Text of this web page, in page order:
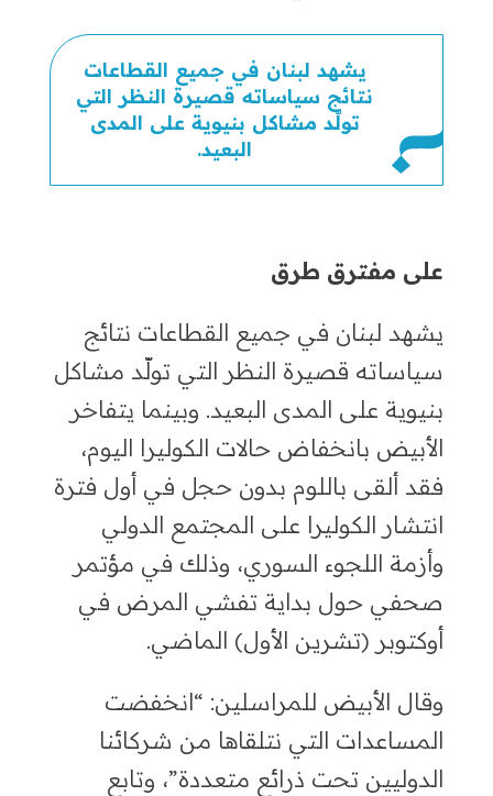
يشهد لبنان في جميع القطاعات
نتائج سياساته قصيرة النظر التي
تولّد مشاكل بنيوية على المدى
البعيد.
على مفترق طرق
يشهد لبنان في جميع القطاعات نتائج
سياساته قصيرة النظر التي تولّد مشاكل
بنيوية على المدى البعيد.وبينما يتفاخر
الأبيض بانخفاض حالات الكوليرا اليوم،
فقد ألقى باللوم بدون حجل في أول فترة
انتشار الكوليرا على المجتمع الدولي
وأزمة اللجوء السوري،وذلك في مؤتمر
صحفي حول بداية تفشي المرض في
أوكتوبر (تشرين الأول) الماضي
وقال الأبيض للمراسلين: “انخفضت
المساعدات التي نتلقاها من شركائنا
الدوليين تحت ذرائع متعددة”، وتابع